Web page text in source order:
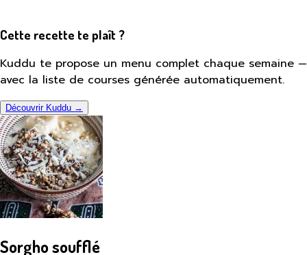
Cette recette te plaît ?
Kuddu te propose un menu complet chaque semaine —
avec la liste de courses générée automatiquement.
Découvrir Kuddu →
Sorgho soufflé